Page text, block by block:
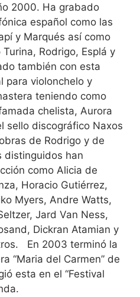
2000. Ha grabado
español como las
y Marqués así como
Rodrigo, Esplá y
también con esta
para violonchelo y
teniendo como
chelista, Aurora
sello discográfico Naxos
de Rodrigo y de
distinguidos han
como Alicia de
Horacio Gutiérrez,
Myers, Andre Watts,
Jard Van Ness,
Dickran Atamian y
En 2003 terminó la
“Maria del Carmen” de
esta en el “Festival